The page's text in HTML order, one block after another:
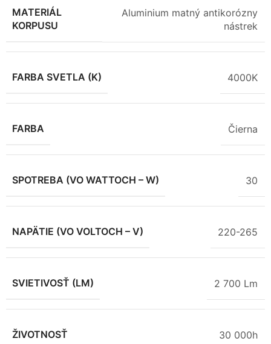
MATERIÁL
KORPUSU
Aluminium matný antikorózny
nástrek
FARBA SVETLA (K) 4000K
FARBA Čierna
SPOTREBA (VO WATTOCH – W) 30
NAPÄTIE (VO VOLTOCH – V) 220-265
SVIETIVOSŤ (LM) 2 700 Lm
ŽIVOTNOSŤ 30 000h